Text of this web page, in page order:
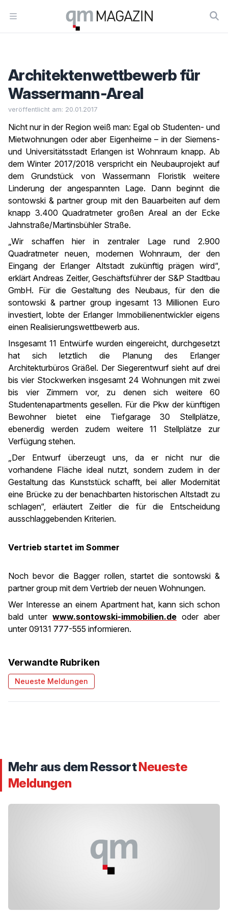
Open menu
Workflow
Architektenwettbewerb für
Wassermann-Areal
veröffentlicht am: 20.01.2017
Nicht nur in der Region weiß man: Egal ob Studenten- und
Mietwohnungen oder aber Eigenheime – in der Siemens-
und Universitätsstadt Erlangen ist Wohnraum knapp. Ab
dem Winter 2017/2018 verspricht ein Neubauprojekt auf
dem Grundstück von Wassermann Floristik weitere
Linderung der angespannten Lage. Dann beginnt die
sontowski & partner group mit den Bauarbeiten auf dem
knapp 3.400 Quadratmeter großen Areal an der Ecke
Jahnstraße/Martinsbühler Straße.
„Wir schaffen hier in zentraler Lage rund 2.900
Quadratmeter neuen, modernen Wohnraum, der den
Eingang der Erlanger Altstadt zukünftig prägen wird“,
erklärt Andreas Zeitler, Geschäftsführer der S&P Stadtbau
GmbH. Für die Gestaltung des Neubaus, für den die
sontowski & partner group ingesamt 13 Millionen Euro
investiert, lobte der Erlanger Immobilienentwickler eigens
einen Realisierungswettbewerb aus.
Insgesamt 11 Entwürfe wurden eingereicht, durchgesetzt
hat sich letztlich die Planung des Erlanger
Architekturbüros Gräßel. Der Siegerentwurf sieht auf drei
bis vier Stockwerken insgesamt 24 Wohnungen mit zwei
bis vier Zimmern vor, zu denen sich weitere 60
Studentenapartments gesellen. Für die Pkw der künftigen
Bewohner bietet eine Tiefgarage 30 Stellplätze,
ebenerdig werden zudem weitere 11 Stellplätze zur
Verfügung stehen.
„Der Entwurf überzeugt uns, da er nicht nur die
vorhandene Fläche ideal nutzt, sondern zudem in der
Gestaltung das Kunststück schafft, bei aller Modernität
eine Brücke zu der benachbarten historischen Altstadt zu
schlagen“, erläutert Zeitler die für die Entscheidung
ausschlaggebenden Kriterien.
Vertrieb startet im Sommer
Noch bevor die Bagger rollen, startet die sontowski &
partner group mit dem Vertrieb der neuen Wohnungen.
Wer Interesse an einem Apartment hat, kann sich schon
bald unter www.sontowski-immobilien.de oder aber
unter 09131 777-555 informieren.
Verwandte Rubriken
Neueste Meldungen
Mehr aus dem RessortNeueste
Meldungen